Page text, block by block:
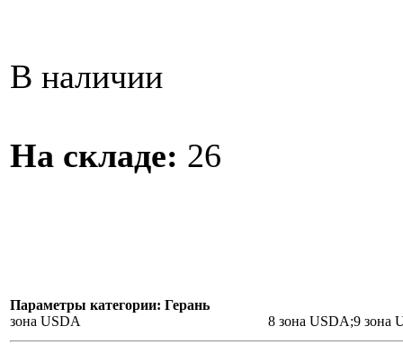
В наличии
На складе: 26
Параметры категории: Герань
зона USDA
8 зона USDA;9 зона